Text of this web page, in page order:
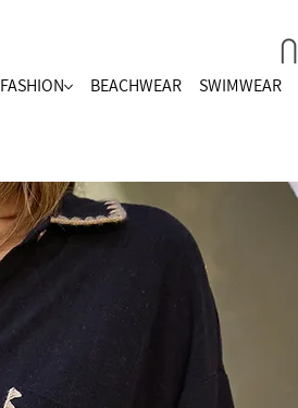
FASHION BEACHWEAR SWIMWEAR